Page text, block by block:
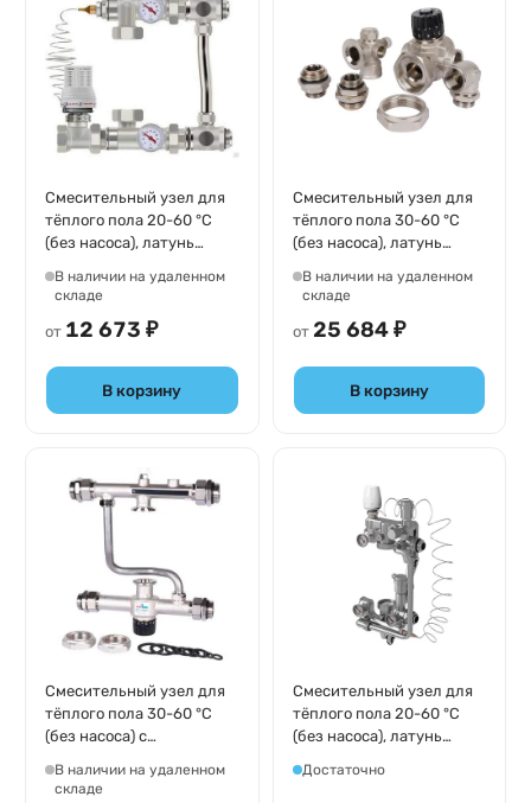
Смесительный узел для
тёплого пола 20-60 °C
(без насоса), латунь
1032
В наличии на удаленном
складе
от 12 673 ₽
В корзину
Смесительный узел для
тёплого пола 30-60 °С
(без насоса), латунь
SDG-0120-001000
В наличии на удаленном
складе
от 25 684 ₽
В корзину
Смесительный узел для
тёплого пола 30-60 °C
(без насоса) с
клапаном, латунь
В наличии на удаленном
складе
Смесительный узел для
тёплого пола 20-60 °С
(без насоса), латунь
Thermo Royal Mix
Достаточно